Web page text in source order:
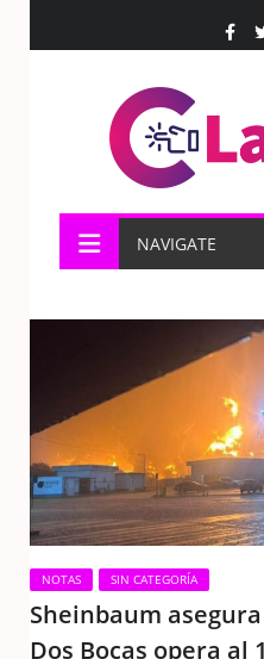
NAVIGATE
NOTAS SIN CATEGORÍA
Sheinbaum
Dos Bocas opera al